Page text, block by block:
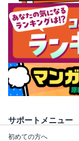
サポートメニュー
初めての方へ